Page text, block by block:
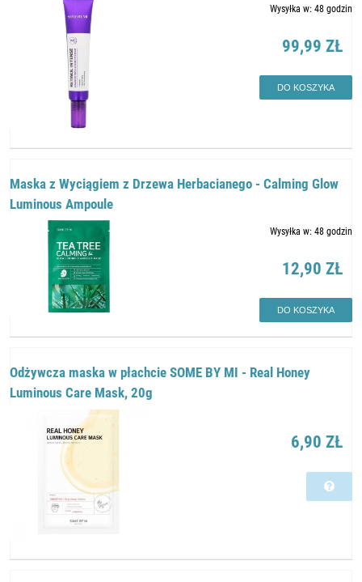
Wysyłka w: 48 godzin
99,99 ZŁ
DO KOSZYKA
Maska z Wyciągiem z Drzewa Herbacianego - Calming Glow
Luminous Ampoule
Wysyłka w: 48 godzin
12,90 ZŁ
DO KOSZYKA
Odżywcza maska w płachcie SOME BY MI - Real Honey
Luminous Care Mask, 20g
6,90 ZŁ